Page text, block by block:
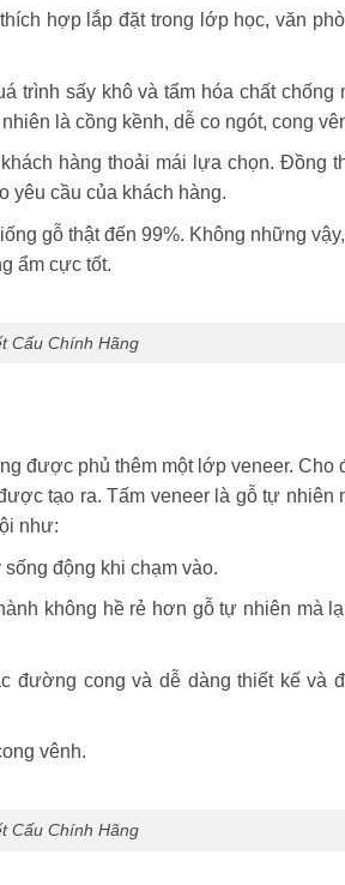
hợp lắp đặt trong lớp học, văn
trình sấy khô và tẩm hóa chất chống
là cồng kềnh, dễ co ngót, cong
hàng thoải mái lựa chọn. Đồng
yêu cầu của khách hàng.
gỗ thật đến 99%. Không những
ẩm cực tốt.
Cấu Chính Hãng
được phủ thêm một lớp veneer. Cho
tạo ra. Tấm veneer là gỗ tự nhiên
như:
động khi chạm vào.
không hề rẻ hơn gỗ tự nhiên mà
đường cong và dễ dàng thiết kế và
vênh.
Cấu Chính Hãng